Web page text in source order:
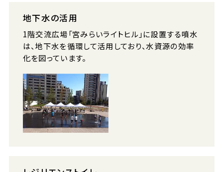
地下水の活用
1階交流広場「宮みらいライトヒル」に設置する噴水
は、地下水を循環して活用しており、水資源の効率
化を図っています。